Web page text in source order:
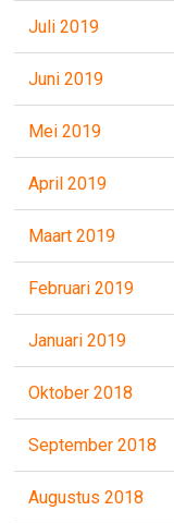
Juli 2019
Juni 2019
Mei 2019
April 2019
Maart 2019
Februari 2019
Januari 2019
Oktober 2018
September 2018
Augustus 2018